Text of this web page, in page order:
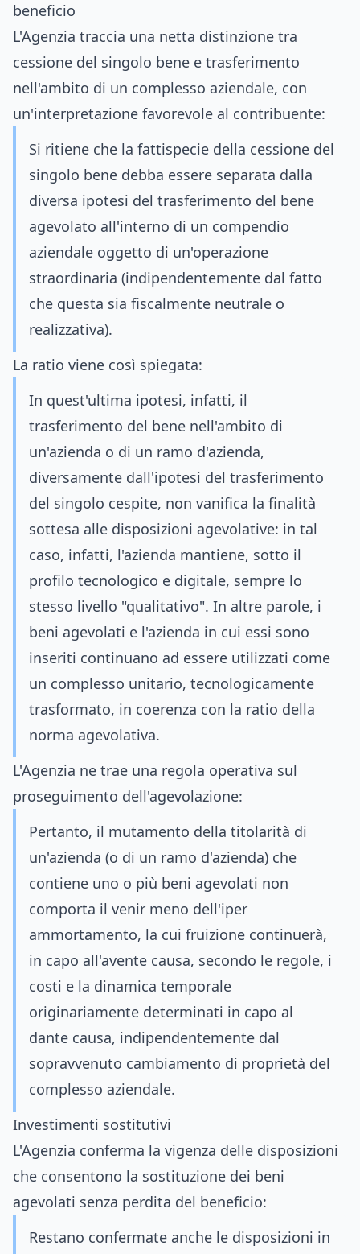
beneficio
L'Agenzia traccia una netta distinzione tra
cessione del singolo bene e trasferimento
nell'ambito di un complesso aziendale, con
un'interpretazione favorevole al contribuente:
Si ritiene che la fattispecie della cessione del
singolo bene debba essere separata dalla
diversa ipotesi del trasferimento del bene
agevolato all'interno di un compendio
aziendale oggetto di un'operazione
straordinaria (indipendentemente dal fatto
che questa sia fiscalmente neutrale o
realizzativa).
La ratio viene così spiegata:
In quest'ultima ipotesi, infatti, il
trasferimento del bene nell'ambito di
un'azienda o di un ramo d'azienda,
diversamente dall'ipotesi del trasferimento
del singolo cespite, non vanifica la finalità
sottesa alle disposizioni agevolative: in tal
caso, infatti, l'azienda mantiene, sotto il
profilo tecnologico e digitale, sempre lo
stesso livello "qualitativo". In altre parole, i
beni agevolati e l'azienda in cui essi sono
inseriti continuano ad essere utilizzati come
un complesso unitario, tecnologicamente
trasformato, in coerenza con la ratio della
norma agevolativa.
L'Agenzia ne trae una regola operativa sul
proseguimento dell'agevolazione:
Pertanto, il mutamento della titolarità di
un'azienda (o di un ramo d'azienda) che
contiene uno o più beni agevolati non
comporta il venir meno dell'iper
ammortamento, la cui fruizione continuerà,
in capo all'avente causa, secondo le regole, i
costi e la dinamica temporale
originariamente determinati in capo al
dante causa, indipendentemente dal
sopravvenuto cambiamento di proprietà del
complesso aziendale.
Investimenti sostitutivi
L'Agenzia conferma la vigenza delle disposizioni
che consentono la sostituzione dei beni
agevolati senza perdita del beneficio:
Restano confermate anche le disposizioni in